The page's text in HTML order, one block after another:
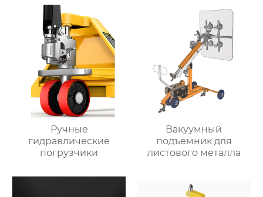
Ручные
гидравлические
погрузчики
Вакуумный
подъемник для
листового металла